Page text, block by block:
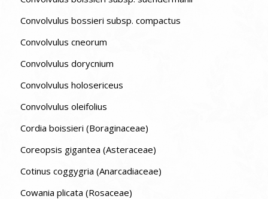
Convolvulus bossieri subsp. compactus
Convolvulus cneorum
Convolvulus dorycnium
Convolvulus holosericeus
Convolvulus oleifolius
Cordia boissieri (Boraginaceae)
Coreopsis gigantea (Asteraceae)
Cotinus coggygria (Anarcadiaceae)
Cowania plicata (Rosaceae)